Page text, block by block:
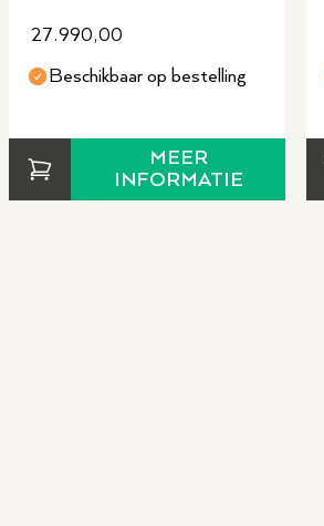
27.990,00
Beschikbaar op bestelling
MEER
INFORMATIE